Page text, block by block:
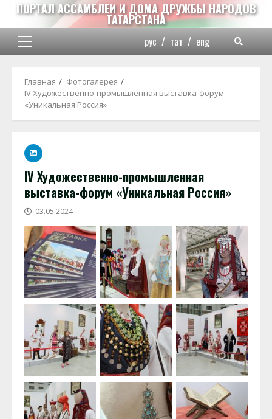
Перейти
содержимому
ПОРТАЛ АССАМБЛЕИ И ДОМА ДРУЖБЫ НАРОДОВ
ТАТАРСТАНА
Основное
рус / тат / eng
Главная
Фотогалерея
IV Художественно-промышленная выставка-форум
«Уникальная Россия»
IV Художественно-промышленная
выставка-форум «Уникальная Россия»
03.05.2024